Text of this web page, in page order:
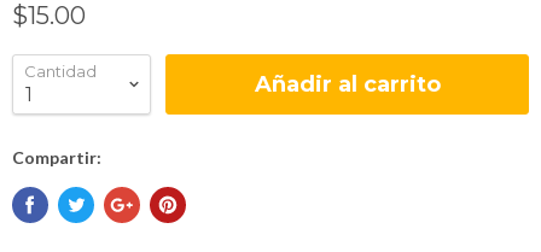
$15.00
Cantidad Añadir al carrito
Compartir: